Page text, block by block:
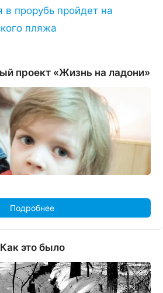
в прорубь пройдет на
пляжа
проект «Жизнь на ладони»
Подробнее
Как это было